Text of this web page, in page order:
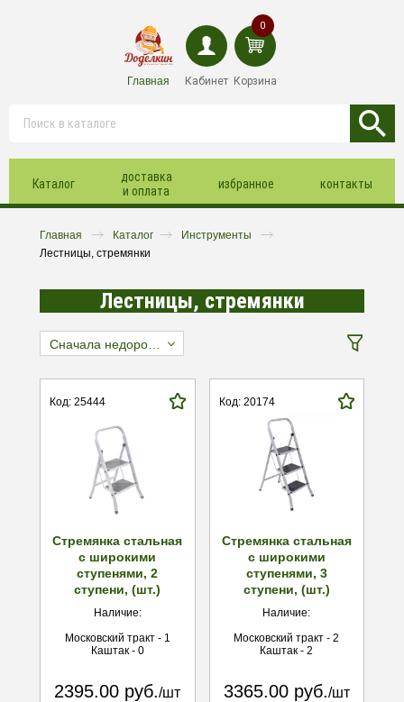
Главная Кабинет
0
Корзина
Каталог
доставка
и оплата
избранное контакты
Главная Каталог
Инструменты
Лестницы, стремянки
Лестницы, стремянки
Код: 25444
Стремянка стальная
с широкими
ступенями, 2
ступени, (шт.)
Наличие:
Московский тракт - 1
Каштак - 0
2395.00 руб./шт
Код: 20174
Стремянка стальная
с широкими
ступенями, 3
ступени, (шт.)
Наличие:
Московский тракт - 2
Каштак - 2
3365.00 руб./шт